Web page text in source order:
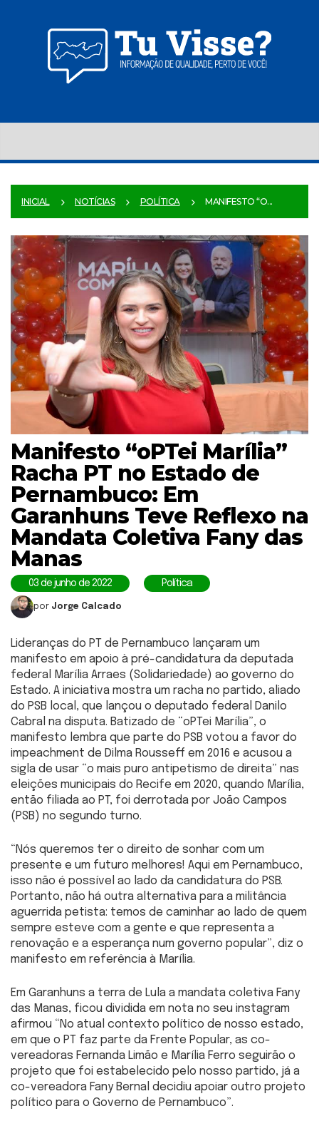
INICIAL NOTÍCIAS POLÍTICA MANIFESTO “O...
Manifesto “oPTei Marília”
Racha PT no Estado de
Pernambuco: Em
Garanhuns Teve Reflexo na
Mandata Coletiva Fany das
Manas
03 de junho de 2022 Política
por Jorge Calcado
Lideranças do PT de Pernambuco lançaram um
manifesto em apoio à pré-candidatura da deputada
federal Marília Arraes (Solidariedade) ao governo do
Estado. A iniciativa mostra um racha no partido, aliado
do PSB local, que lançou o deputado federal Danilo
Cabral na disputa. Batizado de “oPTei Marília”, o
manifesto lembra que parte do PSB votou a favor do
impeachment de Dilma Rousseff em 2016 e acusou a
sigla de usar “o mais puro antipetismo de direita” nas
eleições municipais do Recife em 2020, quando Marília,
então filiada ao PT, foi derrotada por João Campos
(PSB) no segundo turno.
“Nós queremos ter o direito de sonhar com um
presente e um futuro melhores! Aqui em Pernambuco,
isso não é possível ao lado da candidatura do PSB.
Portanto, não há outra alternativa para a militância
aguerrida petista: temos de caminhar ao lado de quem
sempre esteve com a gente e que representa a
renovação e a esperança num governo popular”, diz o
manifesto em referência à Marília.
Em Garanhuns a terra de Lula a mandata coletiva Fany
das Manas, ficou dividida em nota no seu instagram
afirmou “No atual contexto político de nosso estado,
em que o PT faz parte da Frente Popular, as co-
vereadoras Fernanda Limão e Marília Ferro seguirão o
projeto que foi estabelecido pelo nosso partido, já a
co-vereadora Fany Bernal decidiu apoiar outro projeto
político para o Governo de Pernambuco”.